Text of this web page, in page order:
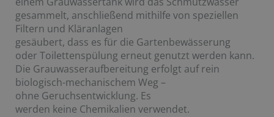
gesammelt, anschließend mithilfe von speziellen
Filtern und Kläranlagen
gesäubert, dass es für die Gartenbewässerung
oder Toilettenspülung erneut genutzt werden kann.
Die Grauwasseraufbereitung erfolgt auf rein
biologisch-mechanischem Weg –
ohne Geruchsentwicklung. Es
werden keine Chemikalien verwendet.